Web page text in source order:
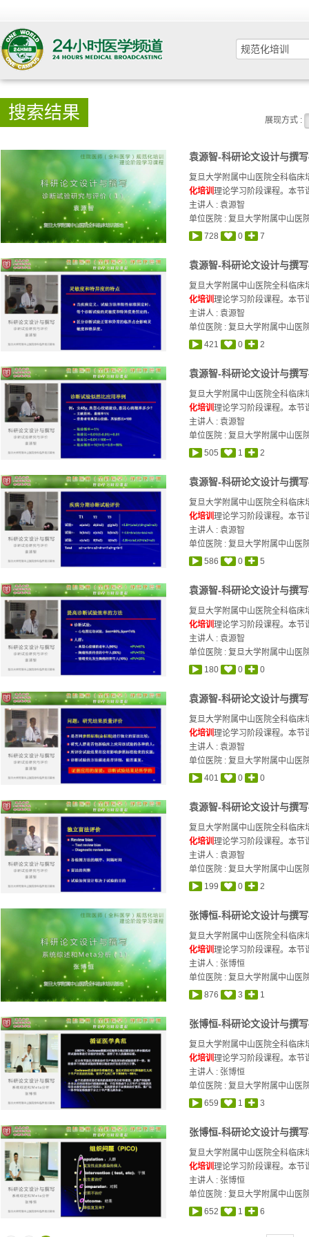
搜索结果 展现方式 :
袁源智-科研论文设计与撰
复旦大学附属中山医院全科临
化培训理论学习阶段课程。本节
主讲人 :袁源智
单位医院 : 复旦大学附属中山医
728
0 7
袁源智-科研论文设计与撰
复旦大学附属中山医院全科临
化培训理论学习阶段课程。本节
主讲人 :袁源智
单位医院 : 复旦大学附属中山医
421
0 2
袁源智-科研论文设计与撰
复旦大学附属中山医院全科临
化培训理论学习阶段课程。本节
主讲人 :袁源智
单位医院 : 复旦大学附属中山医
505
1 2
袁源智-科研论文设计与撰
复旦大学附属中山医院全科临
化培训理论学习阶段课程。本节
主讲人 :袁源智
单位医院 : 复旦大学附属中山医
586
0 5
袁源智-科研论文设计与撰
复旦大学附属中山医院全科临
化培训理论学习阶段课程。本节
主讲人 :袁源智
单位医院 : 复旦大学附属中山医
180
0 0
袁源智-科研论文设计与撰
复旦大学附属中山医院全科临
化培训理论学习阶段课程。本节
主讲人 :袁源智
单位医院 : 复旦大学附属中山医
401
0 0
袁源智-科研论文设计与撰
复旦大学附属中山医院全科临
化培训理论学习阶段课程。本节
主讲人 :袁源智
单位医院 : 复旦大学附属中山医
199
0 2
张博恒-科研论文设计与撰
复旦大学附属中山医院全科临
化培训理论学习阶段课程。本节
主讲人 : 张博恒
单位医院 : 复旦大学附属中山医
876
3 1
张博恒-科研论文设计与撰
复旦大学附属中山医院全科临
化培训理论学习阶段课程。本节
主讲人 : 张博恒
单位医院 : 复旦大学附属中山医
659
1 3
张博恒-科研论文设计与撰
复旦大学附属中山医院全科临
化培训理论学习阶段课程。本节
主讲人 : 张博恒
单位医院 : 复旦大学附属中山医
652
1 6